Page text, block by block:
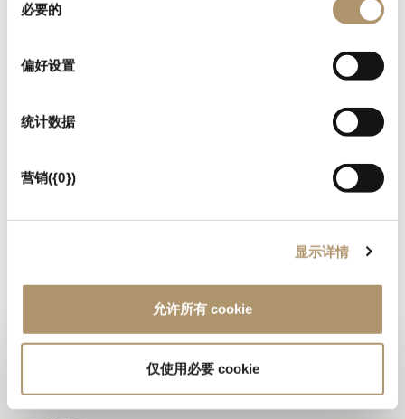
必要的
偏好设置
统计数据
营销({0})
显示详情
允许所有 cookie
仅使用必要 cookie
结构，表面采用专利天然抗菌涂层完成最终处理。舒适的坐垫采用
水罩套设计，可有效阻隔水汽渗透。
照片集锦